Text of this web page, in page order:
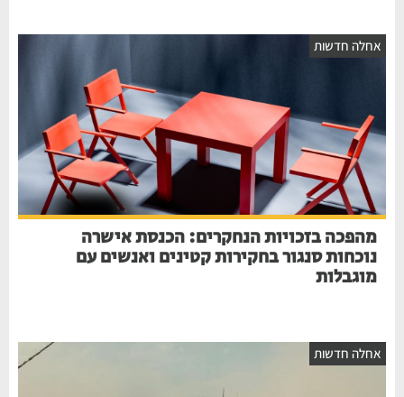
חדשות
מהפכה בזכויות הנחקרים: הכנסת אישרה
נוכחות סנגור בחקירות קטינים ואנשים עם
מוגבלות
חדשות